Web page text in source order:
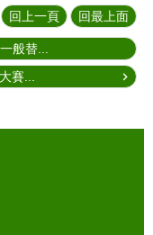
回上一頁 回最上面
般替...
賽...